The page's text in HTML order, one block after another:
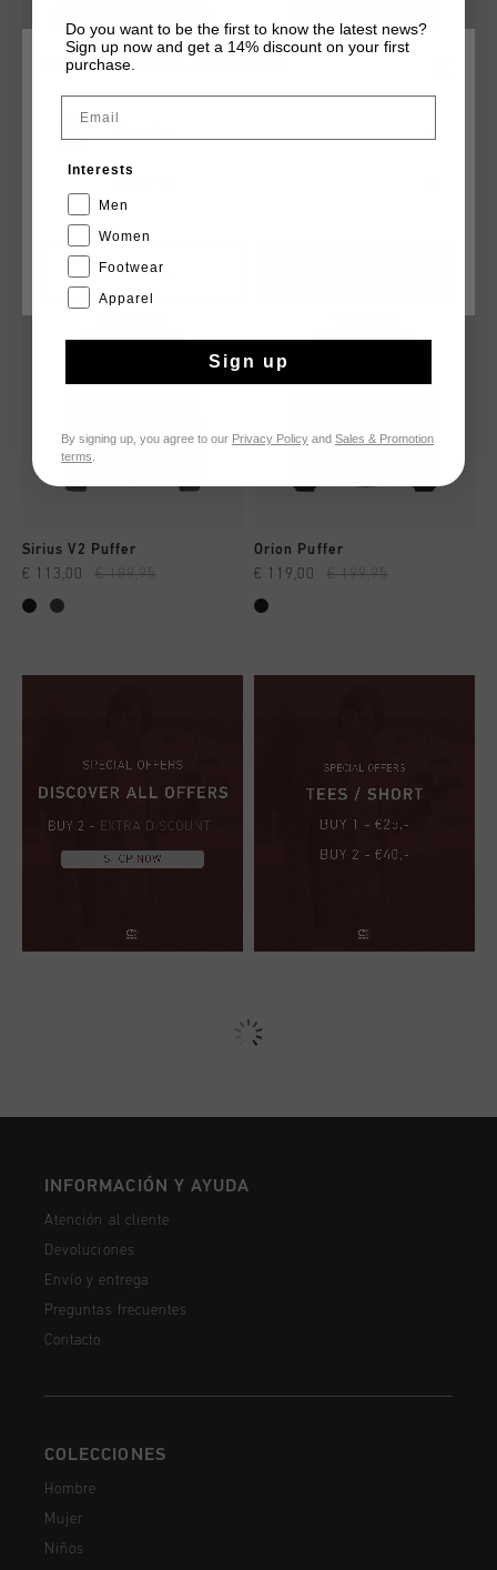
rebajas
Sirius V2 Puffer
€ 113,00 € 189,95
Orion Puffer
€ 119,00 € 199,95
INFORMACIÓN Y AYUDA
Atención al cliente
Devoluciones
Envío y entrega
Preguntas frecuentes
Contacto
COLECCIONES
Hombre
Mujer
Niños
ELIGE TU UBICACIÓN Y TU IDIOMA
CANCEL
Do you want to be the first to know the latest news?
Sign up now and get a 14% discount on your first
purchase.
Email
Interests
Men
Women
Footwear
Apparel
Sign up
By signing up, you agree to our Privacy Policy and Sales & Promotion
terms